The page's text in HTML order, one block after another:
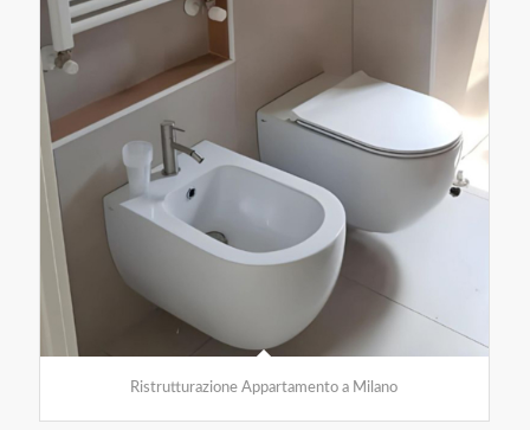
Ristrutturazione Appartamento a Milano